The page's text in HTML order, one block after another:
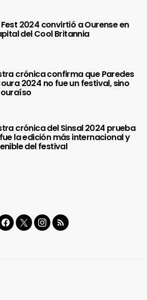
Fest 2024 convirtió a Ourense en
del Cool Britannia
crónica confirma que Paredes
2024 no fue un festival, sino
crónica del Sinsal 2024 prueba
la edición más internacional y
del festival